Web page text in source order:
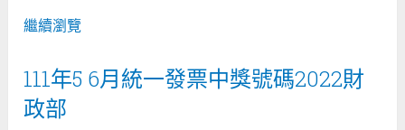
繼續瀏覽
111年5 6月統一發票中獎號碼2022財
政部